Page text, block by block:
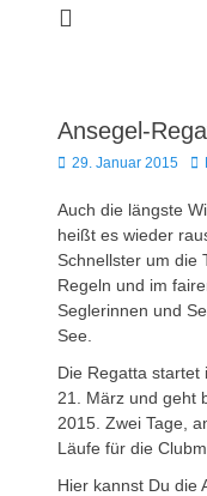
Ansegel-
Veröffentlicht
29. Januar 2015
Auch die längste
heißt es wieder
Schnellster um die
Regeln und im
Seglerinnen und
See.
Die Regatta startet
21. März und geht
2015. Zwei Tage,
Läufe für die
Hier kannst Du die